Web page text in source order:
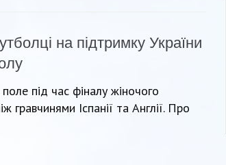
на підтримку України
під час фіналу жіночого
гравчинями Іспанії та Англії. Про